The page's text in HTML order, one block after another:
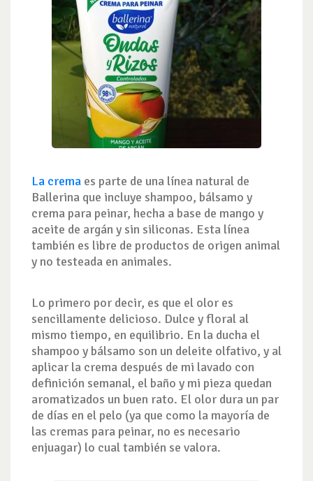
La crema es parte de una línea natural de
Ballerina que incluye shampoo, bálsamo y
crema para peinar, hecha a base de mango y
aceite de argán y sin siliconas. Esta línea
también es libre de productos de origen animal
y no testeada en animales.
Lo primero por decir, es que el olor es
sencillamente delicioso. Dulce y floral al
mismo tiempo, en equilibrio. En la ducha el
shampoo y bálsamo son un deleite olfativo, y al
aplicar la crema después de mi lavado con
definición semanal, el baño y mi pieza quedan
aromatizados un buen rato. El olor dura un par
de días en el pelo (ya que como la mayoría de
las cremas para peinar, no es necesario
enjuagar) lo cual también se valora.